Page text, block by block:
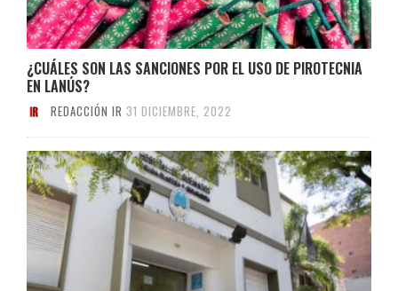
¿CUÁLES SON LAS SANCIONES POR EL USO DE PIROTECNIA
EN LANÚS?
REDACCIÓN IR 31 DICIEMBRE, 2022